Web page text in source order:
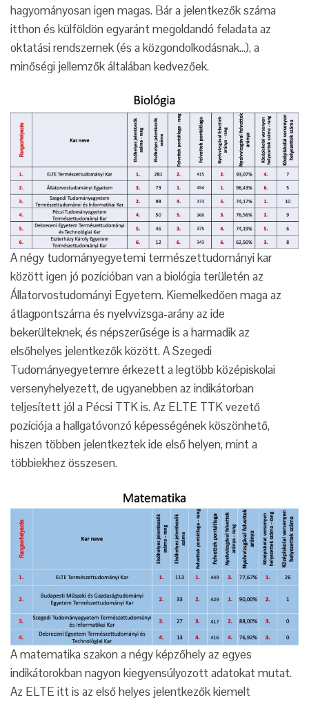
hagyományosan igen magas. Bár a jelentkezők száma
itthon és külföldön egyaránt megoldandó feladata az
oktatási rendszernek (és a közgondolkodásnak…), a
minőségi jellemzők általában kedvezőek.
A négy tudományegyetemi természettudományi kar
között igen jó pozícióban van a biológia területén az
Állatorvostudományi Egyetem. Kiemelkedően maga az
átlagpontszáma és nyelvvizsga-arány az ide
bekerülteknek, és népszerűsége is a harmadik az
elsőhelyes jelentkezők között. A Szegedi
Tudományegyetemre érkezett a legtöbb középiskolai
versenyhelyezett, de ugyanebben az indikátorban
teljesített jól a Pécsi TTK is. Az ELTE TTK vezető
pozíciója a hallgatóvonzó képességének köszönhető,
hiszen többen jelentkeztek ide első helyen, mint a
többiekhez összesen.
A matematika szakon a négy képzőhely az egyes
indikátorokban nagyon kiegyensúlyozott adatokat mutat.
Az ELTE itt is az első helyes jelentkezők kiemelt